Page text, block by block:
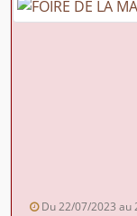
Du 22/07/2023 au